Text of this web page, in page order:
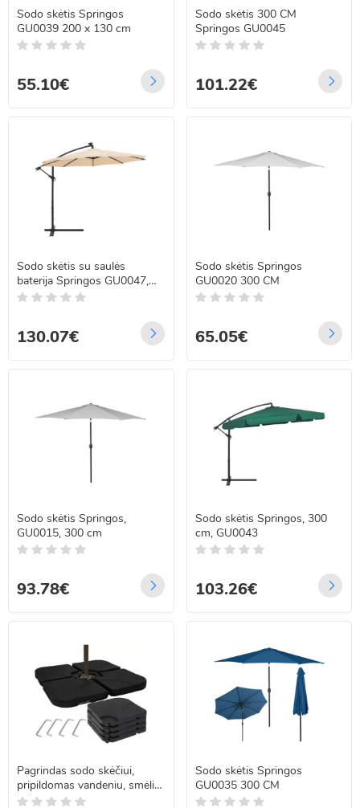
Sodo skėtis Springos
GU0039 200 x 130 cm
55.10€
Sodo skėtis 300 CM
Springos GU0045
101.22€
Sodo skėtis su saulės
baterija Springos GU0047,
300 CM
130.07€
Sodo skėtis Springos
GU0020 300 CM
65.05€
Sodo skėtis Springos,
GU0015, 300 cm
93.78€
Sodo skėtis Springos, 300
cm, GU0043
103.26€
Pagrindas sodo skėčiui,
pripildomas vandeniu, smėliu
arba cementu, Gardlov
Sodo skėtis Springos
GU0035 300 CM